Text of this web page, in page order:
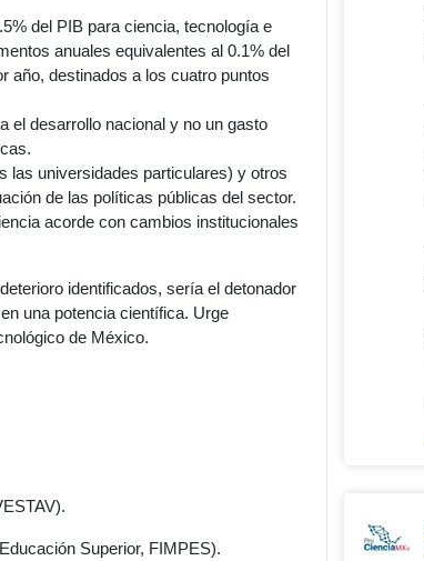
del PIB para ciencia, tecnología e
anuales equivalentes al 0.1% del
año, destinados a los cuatro puntos
el desarrollo nacional y no un gasto
las universidades particulares) y otros
de las políticas públicas del sector.
acorde con cambios institucionales
identificados, sería el detonador
una potencia científica. Urge
de México.
Superior, FIMPES).